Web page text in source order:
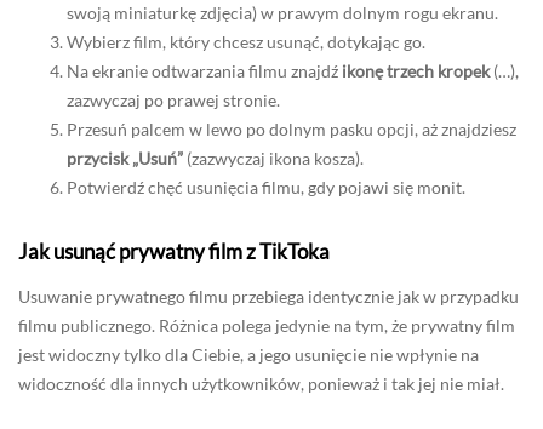
swoją miniaturkę zdjęcia) w prawym dolnym rogu ekranu.
Wybierz film, który chcesz usunąć, dotykając go.
Na ekranie odtwarzania filmu znajdź ikonę trzech kropek(…),
zazwyczaj po prawej stronie.
Przesuń palcem w lewo po dolnym pasku opcji, aż znajdziesz
przycisk „Usuń” (zazwyczaj ikona kosza).
Potwierdź chęć usunięcia filmu, gdy pojawi się monit.
Jak usunąć prywatny film z TikToka
Usuwanie prywatnego filmu przebiega identycznie jak w przypadku
filmu publicznego. Różnica polega jedynie na tym, że prywatny film
jest widoczny tylko dla Ciebie, a jego usunięcie nie wpłynie na
widoczność dla innych użytkowników, ponieważ i tak jej nie miał.